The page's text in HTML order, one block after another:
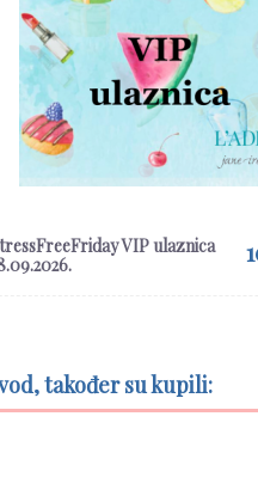
VIP ulaznica
također su kupili: